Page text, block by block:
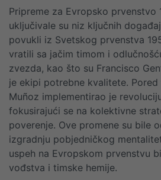
Pripreme za Evropsko prvenstvo
uključivale su niz ključnih
povukli iz Svetskog prvenstva
vratili sa jačim timom i
zvezda, kao što su Francisco
je ekipi potrebne kvalitete.
Muñoz implementirao je
fokusirajući se na kolektivne
poverenje. Ove promene su bile
izgradnju pobjedničkog
uspeh na Evropskom prvenstvu
vođstva i timske hemije.